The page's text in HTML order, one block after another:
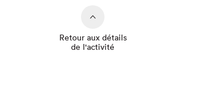
Retour aux détails
de l'activité